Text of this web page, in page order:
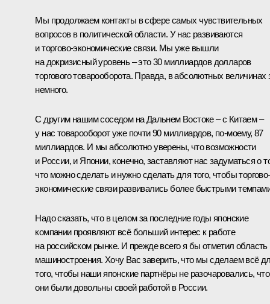
Мы продолжаем контакты в сфере самых чувствительных
вопросов в политической области. У нас развиваются
и торгово-экономические связи. Мы уже вышли
на докризисный уровень – это 30 миллиардов долларов
торгового товарооборота. Правда, в абсолютных величинах
немного.
С другим нашим соседом на Дальнем Востоке – с Китаем –
у нас товарооборот уже почти 90 миллиардов, по‑моему, 87
миллиардов. И мы абсолютно уверены, что возможности
и России, и Японии, конечно, заставляют нас задуматься о
что можно сделать и нужно сделать для того, чтобы торгово-
экономические связи развивались более быстрыми
Надо сказать, что в целом за последние годы японские
компании проявляют всё больший интерес к работе
на российском рынке. И прежде всего я бы отметил область
машиностроения. Хочу Вас заверить, что мы сделаем всё
того, чтобы наши японские партнёры не разочаровались,
они были довольны своей работой в России.